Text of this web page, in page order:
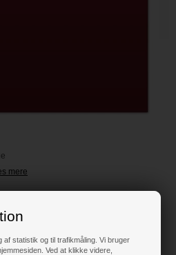
af statistik og til trafikmåling. Vi bruger
Ved at klikke videre,
mere